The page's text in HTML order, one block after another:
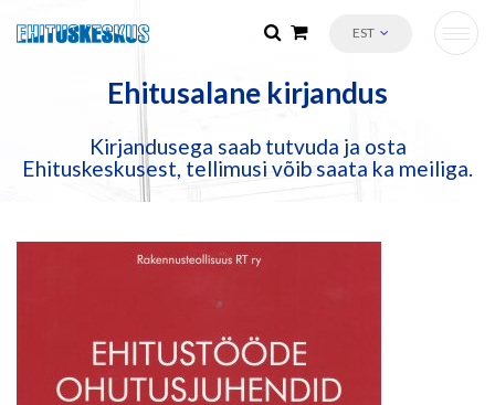
EST
Ehitusalane kirjandus
Kirjandusega saab tutvuda ja osta
Ehituskeskusest, tellimusi võib saata ka meiliga.